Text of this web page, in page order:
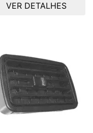
VER DETALHES